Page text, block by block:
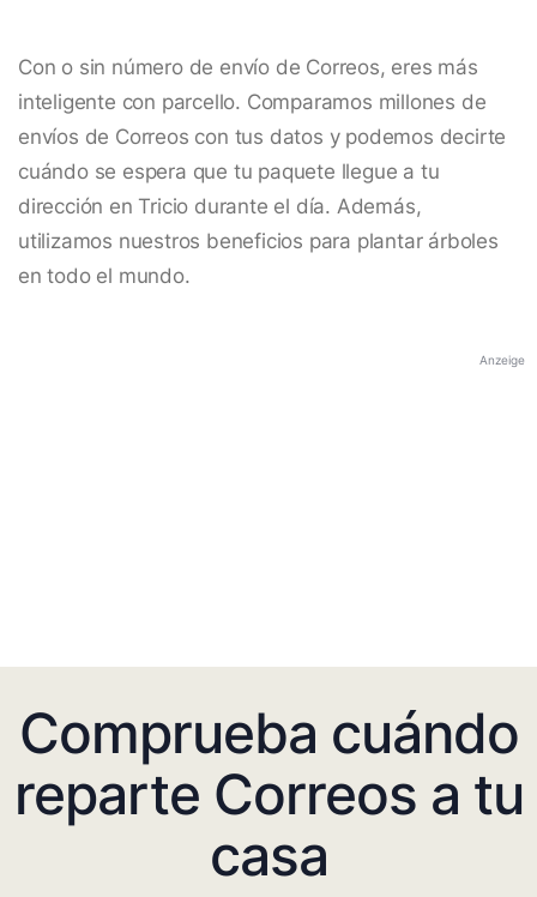
Con o sin número de envío de Correos, eres más
inteligente con parcello. Comparamos millones de
envíos de Correos con tus datos y podemos decirte
cuándo se espera que tu paquete llegue a tu
dirección en Tricio durante el día. Además,
utilizamos nuestros beneficios para plantar árboles
en todo el mundo.
Anzeige
Comprueba cuándo
reparte Correos a tu
casa